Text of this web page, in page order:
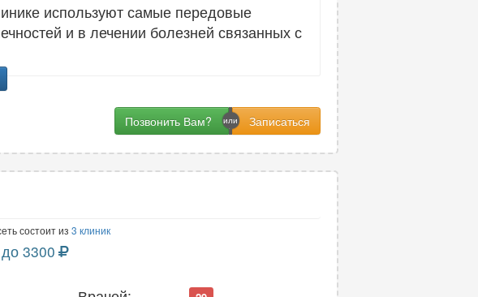
используют самые передовые
и в лечении болезней связанных с
Позвонить Вам?
состоит из 3 клиник
3300